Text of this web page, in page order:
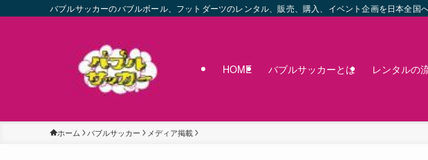
バブルサッカーのバブルボール、フットダーツのレンタル、販売、購入、イベント企画を日本全国
HOME バブルサッカーとは レンタルの
ホーム バブルサッカー メディア掲載